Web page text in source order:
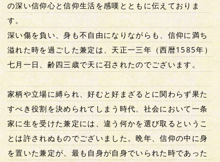
の深い信仰心と信仰生活を感嘆とともに伝えておりま
す。
深い傷を負い、身も不自由になりながらも、信仰に満ち
溢れた時を過ごした兼定は、天正一三年（西暦1585年）
七月一日、齢四三歳で天に召されたのでございます。
家柄や立場に縛られ、好むと好まざるとに関わらず果た
すべき役割を決められてしまう時代、社会において一条
家に生を受けた兼定には、違う何かを選び取るというこ
とは許されぬものでございました。晩年、信仰の中に身
を置いた兼定が、最も自身が自身でいられた時であった